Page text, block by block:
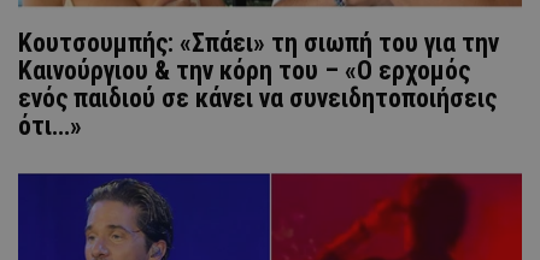
Κουτσουμπής: «Σπάει» τη σιωπή του για την
Καινούργιου & την κόρη του – «Ο ερχομός
ενός παιδιού σε κάνει να συνειδητοποιήσεις
ότι…»